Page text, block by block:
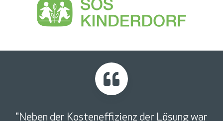
Dienste
"Neben der Kosteneffizienz der Lösung war